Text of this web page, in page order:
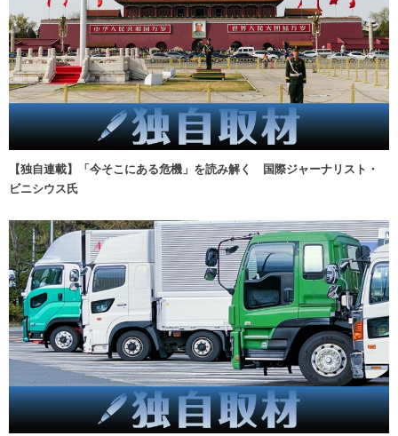
【独自連載】「今そこにある危機」を読み解く 国際ジャーナリスト・
ビニシウス氏